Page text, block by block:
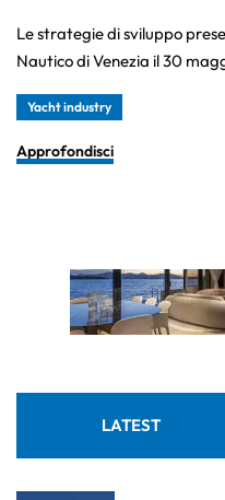
Le strategie di sviluppo
Nautico di Venezia il 30
Yacht industry
Approfondisci
LATEST